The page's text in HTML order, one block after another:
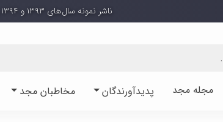
ناشر نمونه سال‌های ۱۳۹۳ و ۱۳۹۴ و ۱۳۹۷ جمهوری اسلامی ایران
مجله مجد پدیدآورندگان مخاطبان مجد